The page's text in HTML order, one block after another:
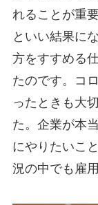
れることが重
といい結果に
方をすすめる
たのです。コ
ったときも大
た。企業が本
にやりたいこ
況の中でも雇